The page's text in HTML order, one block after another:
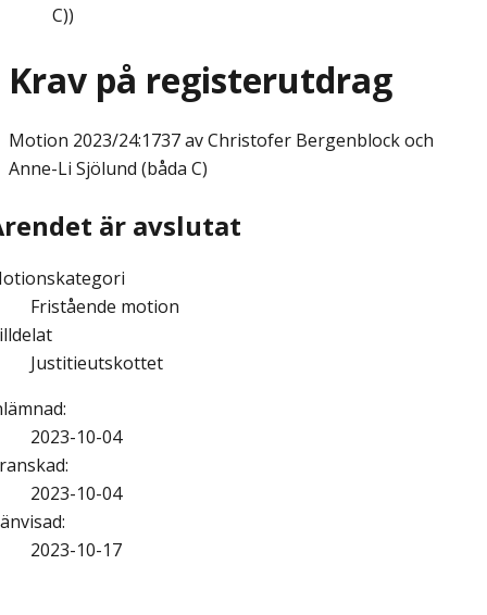
C))
Krav på registerutdrag
Motion 2023/24:1737 av Christofer Bergenblock och
Anne-Li Sjölund (båda C)
är avslutat
Fristående motion
Justitieutskottet
:
2023-10-04
:
2023-10-04
:
2023-10-17